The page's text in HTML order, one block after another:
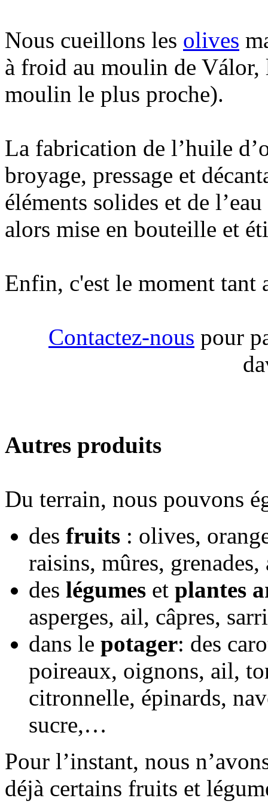
Nous cueillons les olives
à froid au moulin de
moulin le plus proche).
La fabrication de l’huile
broyage, pressage et
éléments solides et de
alors mise en bouteille et
Enfin, c'est le moment tant
Contactez-nous pour
Autres produits
Du terrain, nous pouvons
des fruits : olives,
raisins, mûres,
des légumes et plantes
asperges, ail, câpres,
dans le potager: des
poireaux, oignons, ail,
citronnelle, épinards,
sucre,…
Pour l’instant, nous
déjà certains fruits et